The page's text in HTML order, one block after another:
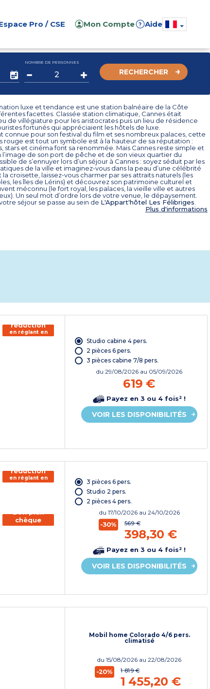
Pro / CSE Mon Compte ? Aide
NOMBRE DE PERSONNES
RECHERCHER
luxe et tendance est une station balnéaire de la Côte
facettes. Classée station climatique, Cannes était
de villégiature pour les aristocrates puis un lieu de résidence
fortunés qui appréciaient les hôtels de luxe.
connue pour son festival du film et ses nombreux palaces, cette
rouge est tout un symbole est à la hauteur de sa réputation :
stars et cinéma font sa renommée. Mais Cannes reste simple et
l’image de son port de pêche et de son vieux quartier du
de s’ennuyer lors d’un séjour à Cannes : soyez séduit par les
de la ville et imaginez-vous dans la peau d’une célébrité
croisette, laissez-vous charmer par ses attraits naturels (les
les îles de Lérins) et découvrez son patrimoine culturel et
méconnu (le fort royal, les palaces, la vieille ville et autres
Un seul mot d’ordre lors de votre venue, le dépaysement.
séjour se passe au sein de L'Appart'hôtel Les Félibriges
Plus d'informations
150€ de
réduction
en réglant en
chèque
Studio cabine 4 pers.
2 pièces 6 pers.
3 pièces cabine 7/8 pers.
du29/08/2026 au 05/09/2026
619 €
Payez en 3 ou 4 fois² !
VOIR LES DISPONIBILITÉS
150€ de
réduction
en réglant en
chèque
chèque
vacances
3 pièces 6 pers.
Studio 2 pers.
2 pièces 4 pers.
du 17/10/2026 au 24/10/2026
-30% 569 €
398,30 €
Payez en 3 ou 4 fois² !
VOIR LES DISPONIBILITÉS
Mobil home Colorado 4/6 pers.
climatisé
du15/08/2026 au 22/08/2026
-20% 1 819 €
1 455,20 €